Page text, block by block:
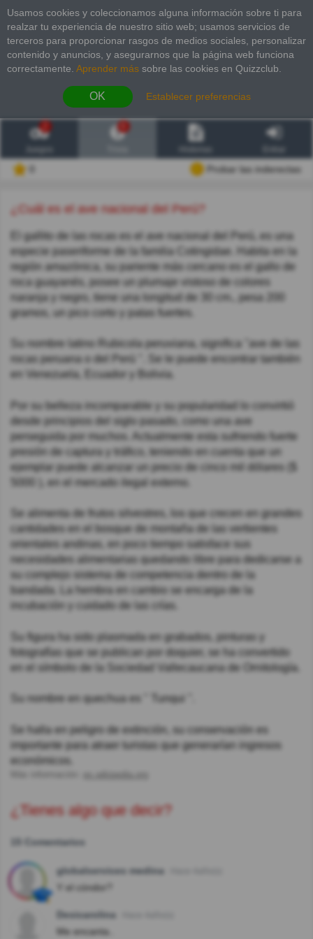
Usamos cookies y coleccionamos alguna información sobre ti para
realzar tu experiencia de nuestro sitio web; usamos servicios de
terceros para proporcionar rasgos de medios sociales, personalizar
contenido y anuncios, y asegurarnos que la página web funciona
correctamente. Aprender más sobre las cookies en Quizzclub.
OK Establecer preferencias
2
Probar las inderectas
¿Cuál es el ave nacional del Perú?
El gallito de las rocas es el ave nacional del Perú, es una
especie paseriforme de la familia Cotingidae. Habita en la
región amazónica, su pariente más cercano es el gallo de
roca guayanés, posee un plumaje vistoso de colores
naranja y negro, tiene una longitud de 30 cm., pesa 200
gramos, un pico corto y patas fuertes.
Su nombre latino Rubicola peruviana, significa "ave de las
rocas peruana o del Perú ". Se le puede encontrar también
en Venezuela, Ecuador y Bolivia.
Por su belleza incomparable y su popularidad lo convirtió
desde principios del siglo pasado, como una ave
perseguida por muchos. Actualmente esta sufriendo fuerte
presión de captura y tráfico, teniendo en cuenta que un
ejemplar puede alcanzar un precio de cinco mil dólares ($
5000 ), en el mercado ilegal externo.
Se alimenta de frutos silvestres, los que crecen en grandes
cantidades en el bosque de montaña de las vertientes
orientales andinas, en poco tiempo satisface sus
necesidades alimentarias quedando libre para dedicarse a
su complejo sistema de competencia dentro de la
bandada. La hembra en cambio se encarga de la
incubación y cuidado de las crías.
Su figura ha sido plasmada en grabados, pinturas y
fotografías que se publican por doquier, se ha convertido
en el símbolo de la Sociedad Vallecaucana de Ornitología.
Su nombre en quechua es " Tunqui ".
Se halla en peligro de extinción, su conservación es
importante para atraer turistas que generarían ingresos
económicos.
es.wikipedia.org
¿Tienes algo que decir?
15 Comentarios
globalservices medina
Y el cóndor?
Desicarolina
Me encanta..